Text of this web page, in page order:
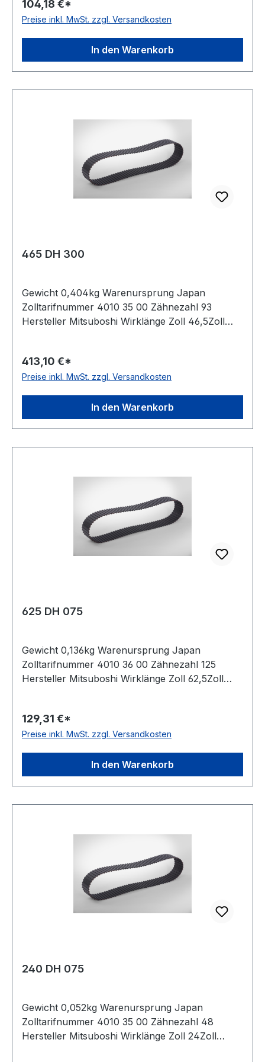
Material Neoprene Zugstrang Glasfaser Norm
DIN 5296 antistatisch ja
104,18 €*
Preise inkl. MwSt. zzgl. Versandkosten
In den Warenkorb
465 DH 300
Gewicht 0,404kg Warenursprung Japan
Zolltarifnummer 4010 35 00 Zähnezahl 93
Hersteller Mitsuboshi Wirklänge Zoll 46,5Zoll
Material Neoprene Zugstrang Glasfaser Norm
DIN 5296 antistatisch ja
413,10 €*
Preise inkl. MwSt. zzgl. Versandkosten
In den Warenkorb
625 DH 075
Gewicht 0,136kg Warenursprung Japan
Zolltarifnummer 4010 36 00 Zähnezahl 125
Hersteller Mitsuboshi Wirklänge Zoll 62,5Zoll
Material Neoprene Zugstrang Glasfaser Norm
DIN 5296 antistatisch ja
129,31 €*
Preise inkl. MwSt. zzgl. Versandkosten
In den Warenkorb
240 DH 075
Gewicht 0,052kg Warenursprung Japan
Zolltarifnummer 4010 35 00 Zähnezahl 48
Hersteller Mitsuboshi Wirklänge Zoll 24Zoll